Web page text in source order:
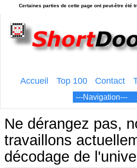
Accueil Top 100 Contact
Ne dérangez pas,
travaillons
décodage de